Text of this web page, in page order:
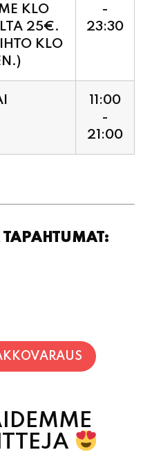
KLO
25€.
KLO
-
23:30
11:00
-
21:00